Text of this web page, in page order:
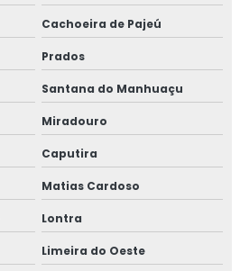
Cachoeira de Pajeú
Prados
Santana do Manhuaçu
Miradouro
Caputira
Matias Cardoso
Lontra
Limeira do Oeste